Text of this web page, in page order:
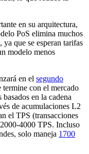
en su arquitectura,
PoS elimina muchos
que se esperan tarifas
modelo menos
en el segundo
con el mercado
en la cadena
de acumulaciones L2
el TPS (transacciones
4000 TPS. Incluso
solo maneja 1700